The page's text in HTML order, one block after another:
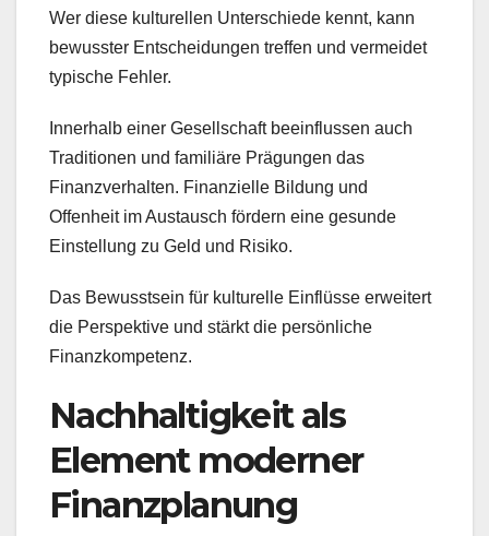
Wer diese kulturellen Unterschiede kennt, kann
bewusster Entscheidungen treffen und vermeidet
typische Fehler.
Innerhalb einer Gesellschaft beeinflussen auch
Traditionen und familiäre Prägungen das
Finanzverhalten. Finanzielle Bildung und
Offenheit im Austausch fördern eine gesunde
Einstellung zu Geld und Risiko.
Das Bewusstsein für kulturelle Einflüsse erweitert
die Perspektive und stärkt die persönliche
Finanzkompetenz.
Nachhaltigkeit als
Element moderner
Finanzplanung